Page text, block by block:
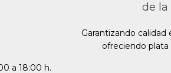
a 18:00 h.
de la
Garantizando
ofreciendo plata